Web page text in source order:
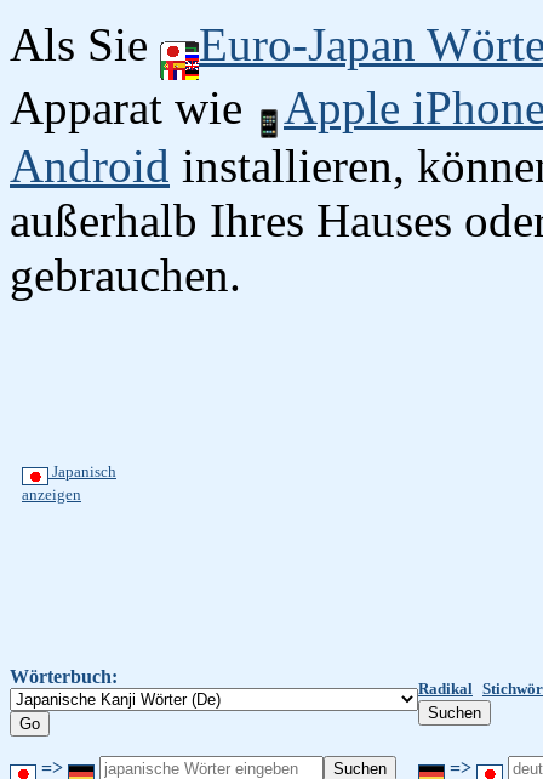
Als Sie
Euro-Japan
Apparat wie
Apple
Android installieren,
außerhalb Ihres Hauses
gebrauchen.
Japanisch
anzeigen
Wörterbuch:
Radikal
=> =>